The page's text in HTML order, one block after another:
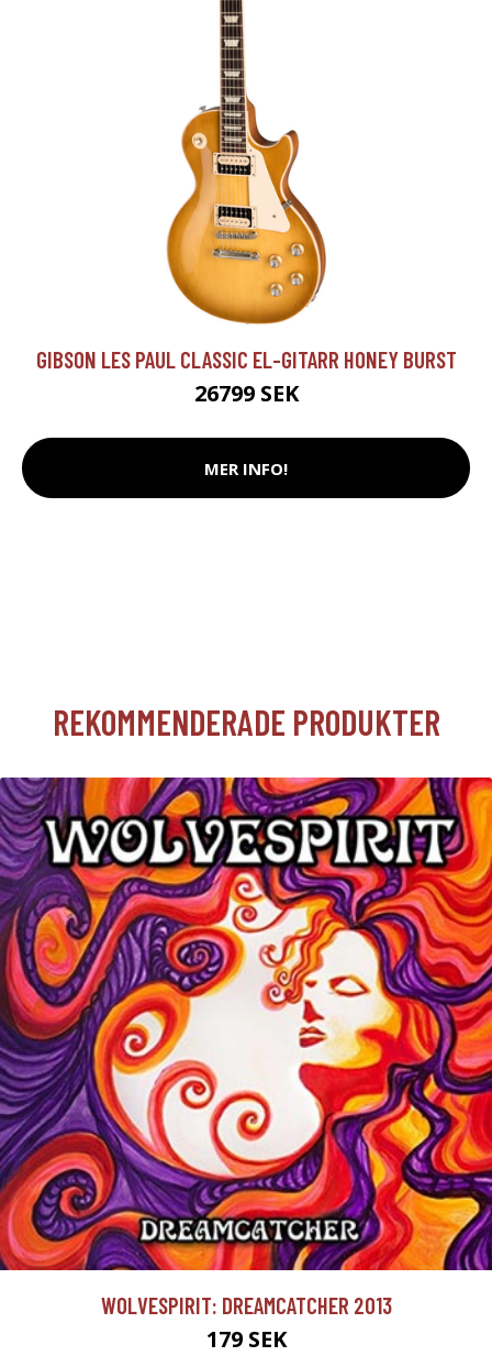
GIBSON LES PAUL CLASSIC EL-GITARR HONEY BURST
26799 SEK
MER INFO!
REKOMMENDERADE PRODUKTER
WOLVESPIRIT: DREAMCATCHER 2013
179 SEK